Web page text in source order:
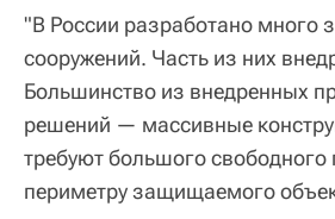
"В России разработано много
сооружений. Часть из них
Большинство из внедренных
решений — массивные
требуют большого свободного
периметру защищаемого